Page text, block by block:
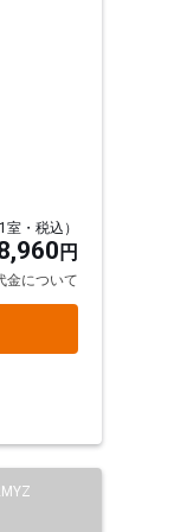
・税込）
円
金について